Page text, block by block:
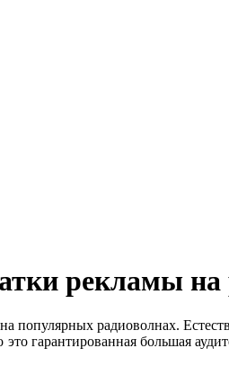
рекламы на
радиоволнах.
гарантированная большая